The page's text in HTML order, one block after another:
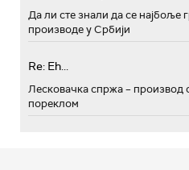
Да ли сте знали да се најбоље
производе у Србији
Re: Eh...
Лесковачка спржа – производ
пореклом